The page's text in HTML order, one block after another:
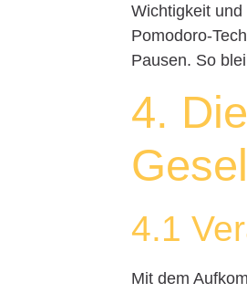
Wichtigkeit
Pomodoro-
Pausen. So
4.
4.1
Mit dem